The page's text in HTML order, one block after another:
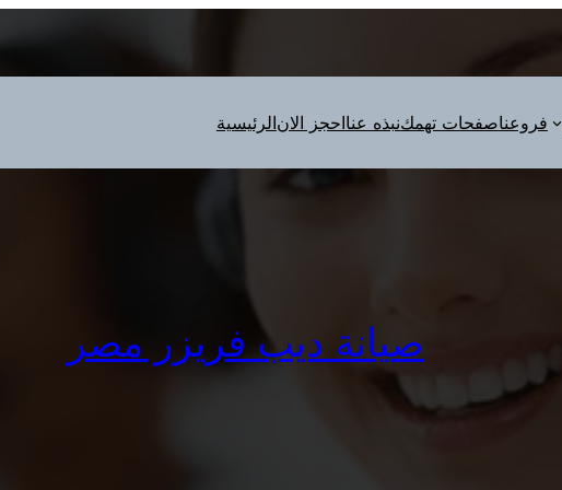
الرئيسيةاحجز الاننبذه عناصفحات تهمكفروعنا
صيانة ديب فريزر مصر